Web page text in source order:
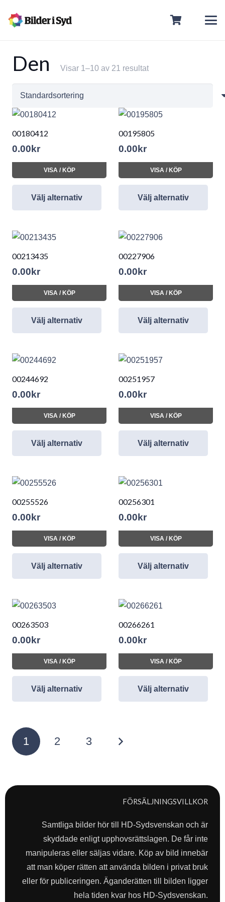
Den Visar 1–10 av 21 resultat
00180412
0.00 kr
VISA / KÖP
Välj alternativ
00195805
0.00 kr
VISA / KÖP
Välj alternativ
00213435
0.00 kr
VISA / KÖP
Välj alternativ
00227906
0.00 kr
VISA / KÖP
Välj alternativ
00244692
0.00 kr
VISA / KÖP
Välj alternativ
00251957
0.00 kr
VISA / KÖP
Välj alternativ
00255526
0.00 kr
VISA / KÖP
Välj alternativ
00256301
0.00 kr
VISA / KÖP
Välj alternativ
00263503
0.00 kr
VISA / KÖP
Välj alternativ
00266261
0.00 kr
VISA / KÖP
Välj alternativ
Sidnumrering
för
inlägg
1 2 3
FÖRSÄLJNINGSVILLKOR
Samtliga bilder hör till HD-Sydsvenskan och är
skyddade enligt upphovsrättslagen. De får inte
manipuleras eller säljas vidare. Köp av bild innebär
att man köper rätten att använda bilden i privat bruk
eller för publiceringen. Äganderätten till bilden ligger
hela tiden kvar hos HD-Sydsvenskan.